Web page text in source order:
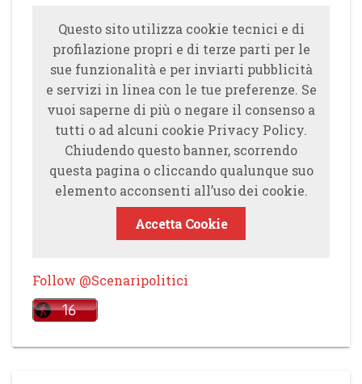
Questo sito utilizza cookie tecnici e di
profilazione propri e di terze parti per le
sue funzionalità e per inviarti pubblicità
e servizi in linea con le tue preferenze. Se
vuoi saperne di più o negare il consenso a
tutti o ad alcuni cookie Privacy Policy.
Chiudendo questo banner, scorrendo
questa pagina o cliccando qualunque suo
elemento acconsenti all’uso dei cookie.
Accetta Cookie
Follow @Scenaripolitici